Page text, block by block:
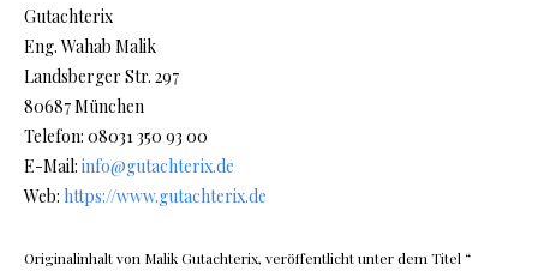
Gutachterix
Eng. Wahab Malik
Landsberger Str. 297
80687 München
Telefon: 08031 350 93 00
E-Mail: info@gutachterix.de
Web: https://www.gutachterix.de
Originalinhalt von Malik Gutachterix, veröffentlicht unter dem Titel “